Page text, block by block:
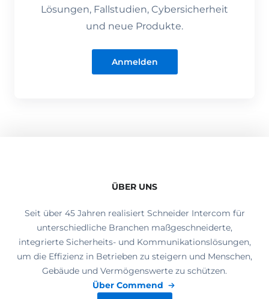
Lösungen, Fallstudien, Cybersicherheit
und neue Produkte.
Anmelden
ÜBER UNS
Seit über 45 Jahren realisiert Schneider Intercom für
unterschiedliche Branchen maßgeschneiderte,
integrierte Sicherheits- und Kommunikationslösungen,
um die Effizienz in Betrieben zu steigern und Menschen,
Gebäude und Vermögenswerte zu schützen.
Über Commend